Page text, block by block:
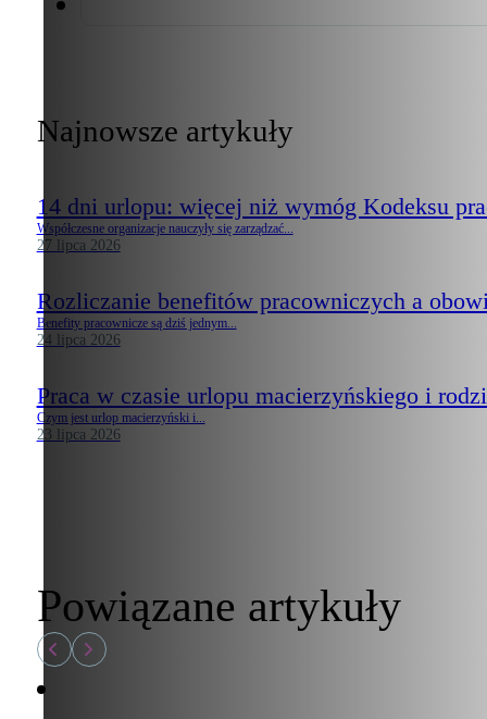
Najnowsze artykuły
14 dni urlopu: więcej niż wymóg Kodeksu
Współczesne organizacje nauczyły się zarządzać...
27 lipca 2026
Rozliczanie benefitów pracowniczych a
Benefity pracownicze są dziś jednym...
24 lipca 2026
Praca w czasie urlopu macierzyńskiego i
Czym jest urlop macierzyński i...
23 lipca 2026
Powiązane artykuły